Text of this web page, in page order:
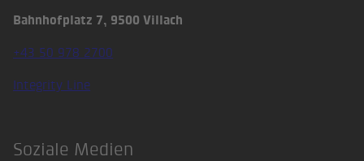
Bahnhofplatz 7, 9500 Villach
+43 50 978 2700
Integrity Line
Soziale Medien